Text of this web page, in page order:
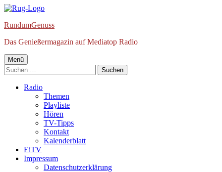
Springe
Inhalt
RundumGenuss
Das Genießermagazin auf Mediatop Radio
Primäres
Menü
Menü
Suchen
nach:
Radio
Themen
Playliste
Hören
TV-Tipps
Kontakt
Kalenderblatt
EiTV
Impressum
Datenschutzerklärung